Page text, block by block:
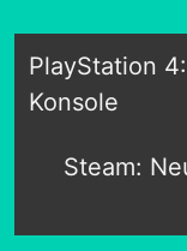
PlayStation
Konsole
Steam: